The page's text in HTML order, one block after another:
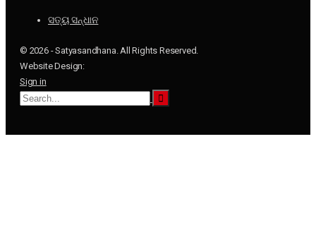
ସତ୍ୟ ସନ୍ଧାନ
© 2026 - Satyasandhana. All Rights Reserved.
Website Design:
Sign in